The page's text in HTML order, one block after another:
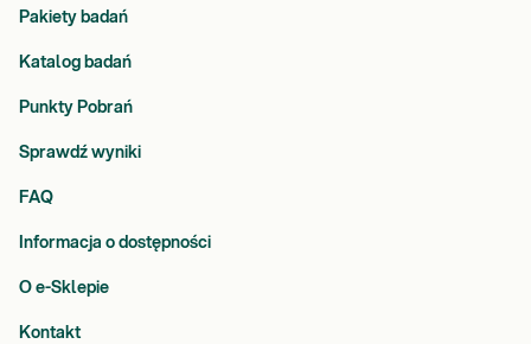
Pakiety badań
Katalog badań
Punkty Pobrań
Sprawdź wyniki
FAQ
Informacja o dostępności
O e-Sklepie
Kontakt